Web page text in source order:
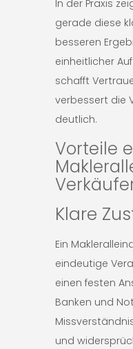
In der Praxis
gerade diese
besseren
einheitlicher
schafft
verbessert die
deutlich.
Vorteile
Klare
Ein
eindeutige
einen festen
Banken und
und